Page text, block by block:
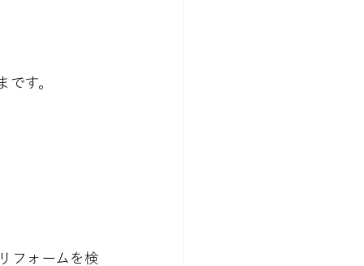
す。
フォームを検